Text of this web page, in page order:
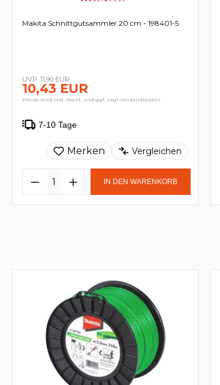
Makita Schnittgutsammler 20 cm - 198401-5
11,90 EUR
10,43 EUR
Preise sind inkl. MwSt. und ggf. zzgl. Versandkosten
7-10 Tage
Merken Vergleichen
IN DEN WARENKORB